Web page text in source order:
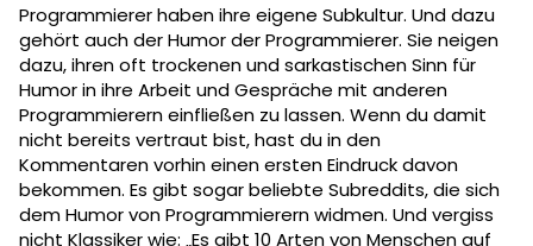
Programmierer haben ihre eigene Subkultur. Und dazu
gehört auch der Humor der Programmierer. Sie neigen
dazu, ihren oft trockenen und sarkastischen Sinn für
Humor in ihre Arbeit und Gespräche mit anderen
Programmierern einfließen zu lassen. Wenn du damit
nicht bereits vertraut bist, hast du in den
Kommentaren vorhin einen ersten Eindruck davon
bekommen. Es gibt sogar beliebte Subreddits, die sich
dem Humor von Programmierern widmen. Und vergiss
nicht Klassiker wie: „Es gibt 10 Arten von Menschen auf